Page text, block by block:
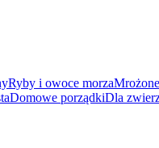
Ryby i owoce morzaMrożone
Domowe porządkiDla